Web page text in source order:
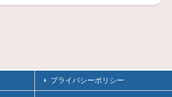
プライバシーポリシー